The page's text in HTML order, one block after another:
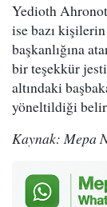
Yedioth
ise bazı
başkanlığına
bir teşekkür
altındaki
yöneltildiği
Kaynak: Mepa